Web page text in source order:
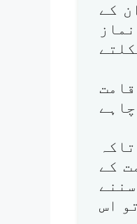
کے
کے
اس